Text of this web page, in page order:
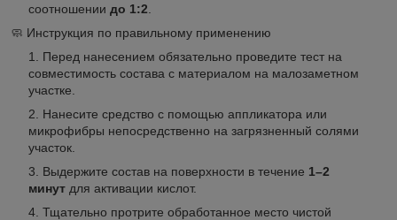
соотношении до 1:2
🧼 Инструкция по правильному применению
Перед нанесением обязательно проведите тест на
совместимость состава с материалом на малозаметном
участке.
Нанесите средство с помощью аппликатора или
микрофибры непосредственно на загрязненный солями
участок.
Выдержите состав на поверхности в течение 1–2
минут для активации кислот.
Тщательно протрите обработанное место чистой